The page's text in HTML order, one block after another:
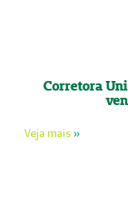
Corretora
Veja mais »